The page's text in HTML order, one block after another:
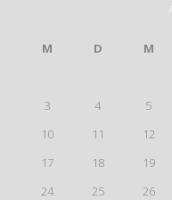
M D M
3
4 5
10
11 12
17
18 19
24
25 26